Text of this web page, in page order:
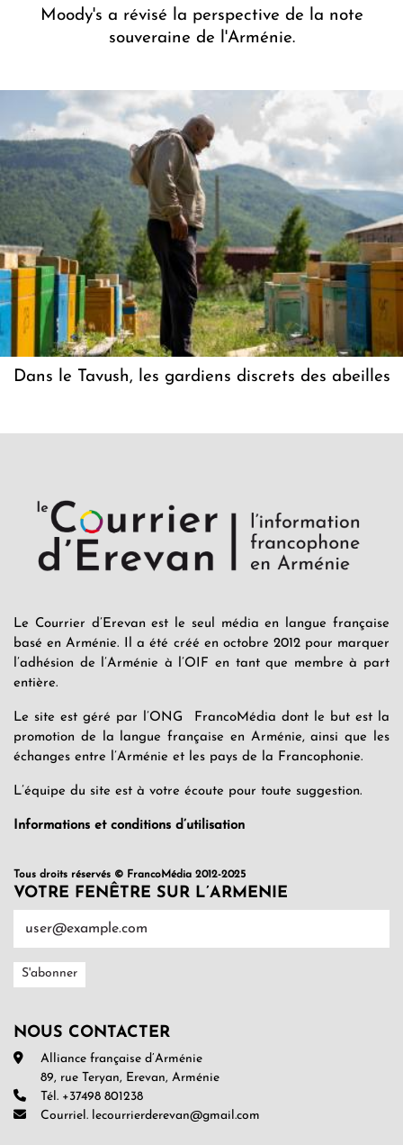
Moody's a révisé la perspective de la note
souveraine de l'Arménie.
Dans le Tavush, les gardiens discrets des abeilles
Le Courrier d’Erevan est le seul média en langue française
basé en Arménie. Il a été créé en octobre 2012 pour marquer
l’adhésion de l’Arménie à l’OIF en tant que membre à part
entière.
Le site est géré par l’ONG FrancoMédia dont le but est la
promotion de la langue française en Arménie, ainsi que les
échanges entre l’Arménie et les pays de la Francophonie.
L’équipe du site est à votre écoute pour toute suggestion.
Informations et conditions d’utilisation
Tous droits réservés © FrancoMédia 2012-2025
VOTRE FENÊTRE SUR L’ARMENIE
NOUS CONTACTER
Alliance française d’Arménie
89, rue Teryan, Erevan, Arménie
Tél. +37498 801238
Courriel. lecourrierderevan@gmail.com